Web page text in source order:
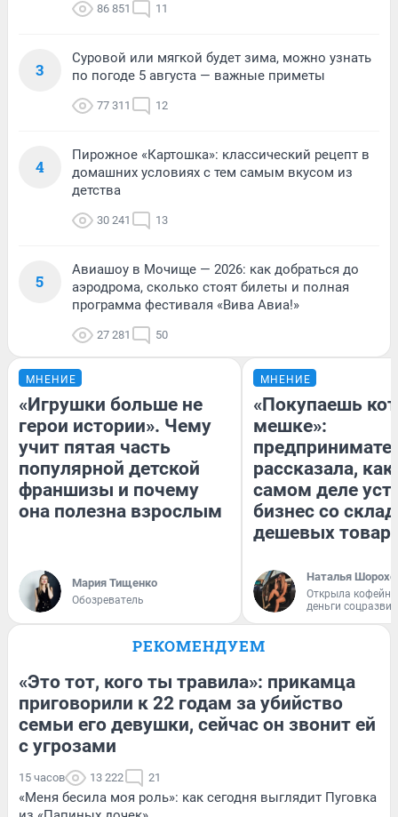
86 851 11
3
Суровой или мягкой будет зима, можно узнать
по погоде 5 августа — важные приметы
77 311 12
4
Пирожное «Картошка»: классический рецепт в
домашних условиях с тем самым вкусом из
детства
30 241 13
5
Авиашоу в Мочище — 2026: как добраться до
аэродрома, сколько стоят билеты и полная
программа фестиваля «Вива Авиа!»
27 281 50
МНЕНИЕ
«Игрушки больше не
герои истории». Чему
учит пятая часть
популярной детской
франшизы и почему
она полезна взрослым
Мария Тищенко
Обозреватель
МНЕНИЕ
«Покупаешь
мешке»:
рассказала, как
самом деле
бизнес со
дешевых
Наталья
Открыла
деньги
РЕКОМЕНДУЕМ
«Это тот, кого ты травила»: прикамца
приговорили к 22 годам за убийство
семьи его девушки, сейчас он звонит ей
с угрозами
15 часов 13 222 21
«Меня бесила моя роль»: как сегодня выглядит Пуговка